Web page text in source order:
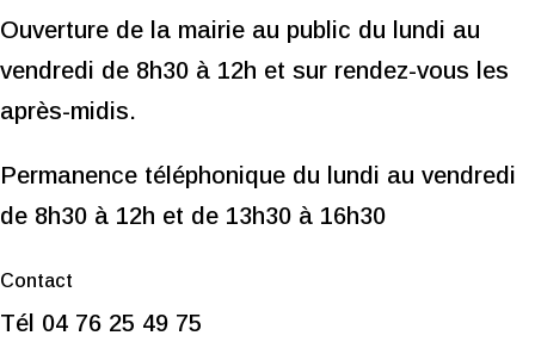
Ouverture de la mairie au public du lundi au
vendredi de 8h30 à 12h et sur rendez-vous les
après-midis.
Permanence téléphonique du lundi au vendredi
de 8h30 à 12h et de 13h30 à 16h30
Contact
Tél 04 76 25 49 75